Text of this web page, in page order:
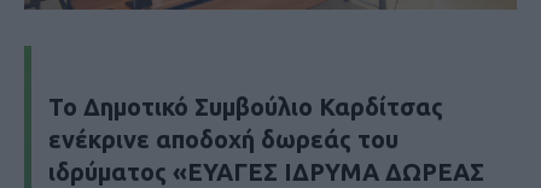
Το Δημοτικό Συμβούλιο Καρδίτσας
ενέκρινε αποδοχή δωρεάς του
ιδρύματος «ΕΥΑΓΕΣ ΙΔΡΥΜΑ ΔΩΡΕΑΣ